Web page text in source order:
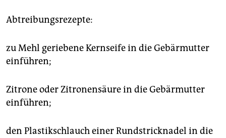
Abtreibungsrezepte:
zu Mehl geriebene Kernseife in die Gebärmutter
einführen;
Zitrone oder Zitronensäure in die Gebärmutter
einführen;
den Plastikschlauch einer Rundstricknadel in die